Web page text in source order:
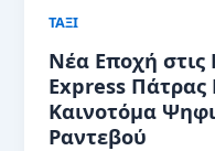
ΤΑΞΙ
Νέα Εποχή στις
Express Πάτρας
Καινοτόμα
Ραντεβού